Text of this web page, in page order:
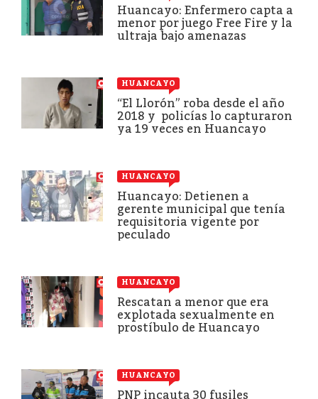
Huancayo: Enfermero capta a
menor por juego Free Fire y la
ultraja bajo amenazas
HUANCAYO
“El Llorón” roba desde el año
2018 y policías lo capturaron
ya 19 veces en Huancayo
HUANCAYO
Huancayo: Detienen a
gerente municipal que tenía
requisitoria vigente por
peculado
HUANCAYO
Rescatan a menor que era
explotada sexualmente en
prostíbulo de Huancayo
HUANCAYO
PNP incauta 30 fusiles